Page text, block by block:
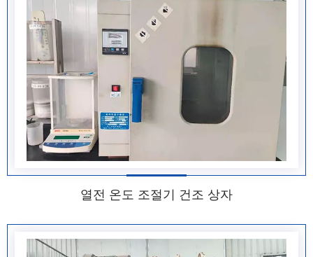
열전 온도 조절기 건조 상자